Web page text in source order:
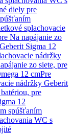
diely pre
splachovacie
Na napájanie zo
Sigma 12
nádržky
zo siete, pre
12 cmPre
nádržky Geberit
pre
12
spúšťaním
WC s